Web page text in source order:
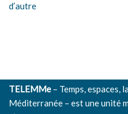
d’autre
TELEMMe – Temps, espaces,
Méditerranée – est une unité